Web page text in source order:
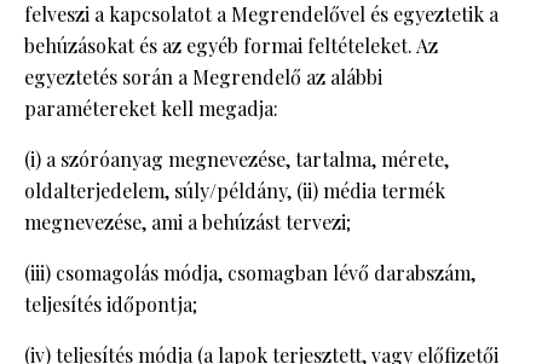
felveszi a kapcsolatot a Megrendelővel és egyeztetik a
behúzásokat és az egyéb formai feltételeket. Az
egyeztetés során a Megrendelő az alábbi
paramétereket kell megadja:
(i) a szóróanyag megnevezése, tartalma, mérete,
oldalterjedelem, súly/példány, (ii) média termék
megnevezése, ami a behúzást tervezi;
(iii) csomagolás módja, csomagban lévő darabszám,
teljesítés időpontja;
(iv) teljesítés módja (a lapok terjesztett, vagy előfizetői